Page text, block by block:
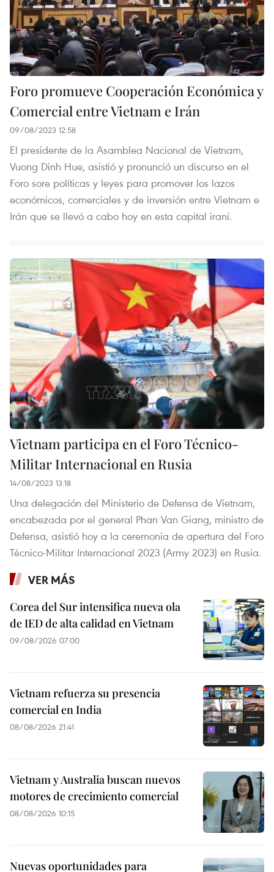
Foro promueve Cooperación Económica y
Comercial entre Vietnam e Irán
09/08/2023 12:58
El presidente de la Asamblea Nacional de Vietnam,
Vuong Dinh Hue, asistió y pronunció un discurso en el
Foro sore políticas y leyes para promover los lazos
económicos, comerciales y de inversión entre Vietnam e
Irán que se llevó a cabo hoy en esta capital iraní.
Vietnam participa en el Foro Técnico-
Militar Internacional en Rusia
14/08/2023 13:18
Una delegación del Ministerio de Defensa de Vietnam,
encabezada por el general Phan Van Giang, ministro de
Defensa, asistió hoy a la ceremonia de apertura del Foro
Técnico-Militar Internacional 2023 (Army 2023) en Rusia.
VER MÁS
Corea del Sur intensifica nueva ola
de IED de alta calidad en Vietnam
09/08/2026 07:00
Vietnam refuerza su presencia
comercial en India
08/08/2026 21:41
Vietnam y Australia buscan nuevos
motores de crecimiento comercial
08/08/2026 10:15
Nuevas oportunidades para